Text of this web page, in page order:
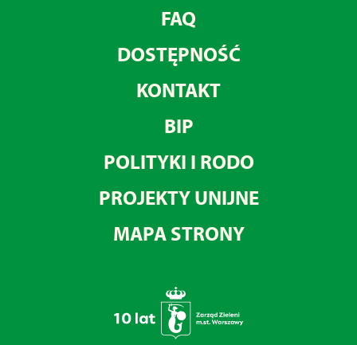
FAQ
DOSTĘPNOŚĆ
KONTAKT
BIP
POLITYKI I RODO
PROJEKTY UNIJNE
MAPA STRONY